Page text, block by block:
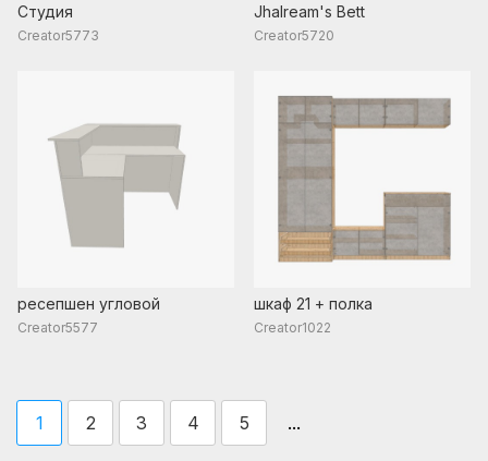
Студия
Creator5773
Jhalream's Bett
Creator5720
ресепшен угловой
Creator5577
шкаф 21 + полка
Creator1022
1 2 3 4 5 ...